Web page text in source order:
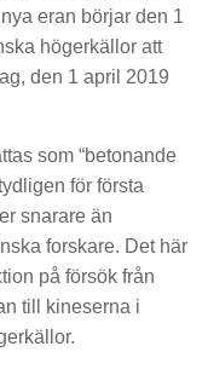
eran börjar den 1
högerkällor att
den 1 april 2019
som “betonande
för första
snarare än
forskare. Det här
på försök från
till kineserna i